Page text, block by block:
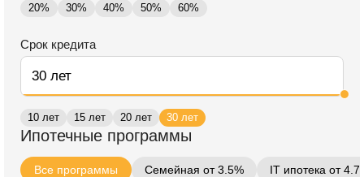
20% 30% 40% 50% 60%
Срок кредита
10 лет 15 лет 20 лет 30 лет
Ипотечные программы
Все программы Семейная от 3.5% IT ипотека от